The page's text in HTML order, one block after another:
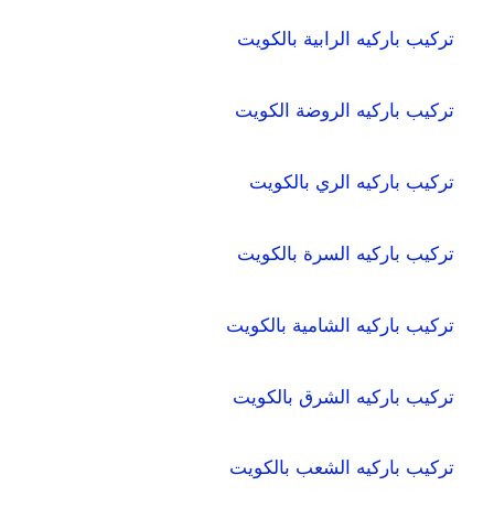
تركيب باركيه الرابية بالكويت
تركيب باركيه الروضة الكويت
تركيب باركيه الري بالكويت
تركيب باركيه السرة بالكويت
تركيب باركيه الشامية بالكويت
تركيب باركيه الشرق بالكويت
تركيب باركيه الشعب بالكويت